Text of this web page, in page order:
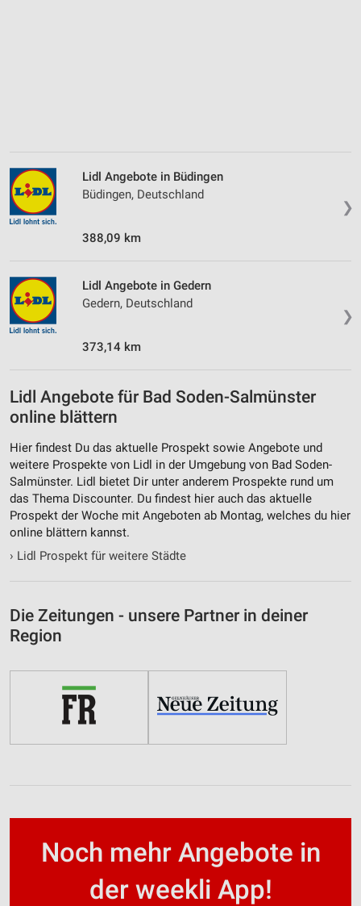
❯
Lidl Angebote in Büdingen
Büdingen, Deutschland
388,09 km
❯
Lidl Angebote in Gedern
Gedern, Deutschland
373,14 km
Lidl Angebote für Bad Soden-Salmünster
online blättern
Hier findest Du das aktuelle Prospekt sowie Angebote und
weitere Prospekte von Lidl in der Umgebung von Bad Soden-
Salmünster. Lidl bietet Dir unter anderem Prospekte rund um
das Thema Discounter. Du findest hier auch das aktuelle
Prospekt der Woche mit Angeboten ab Montag, welches du hier
online blättern kannst.
› Lidl Prospekt für weitere Städte
Die Zeitungen - unsere Partner in deiner
Region
Noch mehr Angebote in
der weekli App!